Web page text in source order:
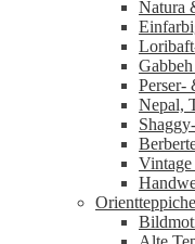
Natura
Perser-
Nepal,
Vintage
Orientteppiche